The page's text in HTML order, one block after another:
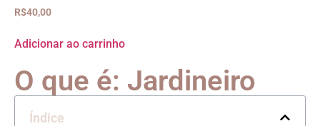
R$40,00
Adicionar ao carrinho
O que é: Jardineiro
Índice